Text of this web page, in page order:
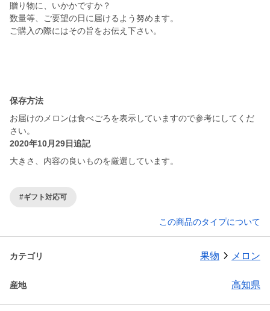
贈り物に、いかかですか？
数量等、ご要望の日に届けるよう努めます。
ご購入の際にはその旨をお伝え下さい。
保存方法
お届けのメロンは食べごろを表示していますので参考にしてくだ
さい。
2020年10月29日追記
大きさ、内容の良いものを厳選しています。
#ギフト対応可
この商品のタイプについて
カテゴリ 果物 メロン
産地 高知県